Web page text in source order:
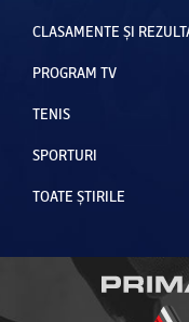
CLASAMENTE ȘI
PROGRAM TV
TENIS
SPORTURI
TOATE ȘTIRILE